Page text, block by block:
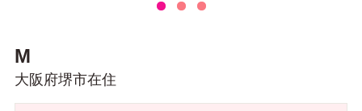
M
大阪府堺市在住